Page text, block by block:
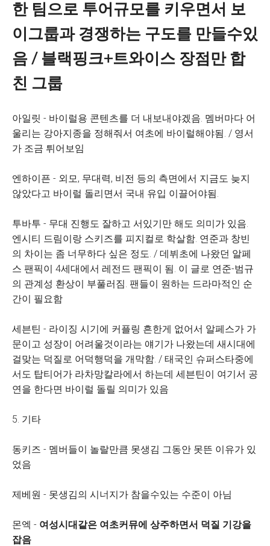
한 팀으로 투어규모를 키우면서 보
이그룹과 경쟁하는 구도를 만들수있
음 / 블랙핑크+트와이스 장점만 합
친 그룹
아일릿 - 바이럴용 콘텐츠를 더 내보내야겠음. 멤버마다 어
울리는 강아지종을 정해줘서 여초에 바이럴해야됨. / 영서
가 조금 튀어보임
엔하이픈 - 외모, 무대력, 비전 등의 측면에서 지금도 늦지
않았다고 바이럴 돌리면서 국내 유입 이끌어야됨.
투바투 - 무대 진행도 잘하고 서있기만 해도 의미가 있음.
엔시티 드림이랑 스키즈를 피지컬로 학살함. 연준과 창빈
의 차이는 좀 너무하다 싶은 정도. / 데뷔초에 나왔던 알페
스 팬픽이 4세대에서 레전드 팬픽이 됨. 이 글로 연준-범규
의 관계성 환상이 부풀러짐. 팬들이 원하는 드라마적인 순
간이 필요함
세븐틴 - 라이징 시기에 커플링 흔한게 없어서 알페스가 가
문이고 성장이 어려울것이라는 얘기가 나왔는데 새시대에
걸맞는 덕질로 어덕행덕을 개막함. / 태국인 슈퍼스타중에
서도 탑티어가 라차망칼라에서 하는데 세븐틴이 여기서 공
연을 한다면 바이럴 돌릴 의미가 있음
5. 기타
동키즈 - 멤버들이 놀랄만큼 못생김 그동안 못뜬 이유가 있
었음
제베원 - 못생김의 시너지가 참을수있는 수준이 아님
몬엑 - 여성시대같은 여초커뮤에 상주하면서 덕질 기강을
잡음